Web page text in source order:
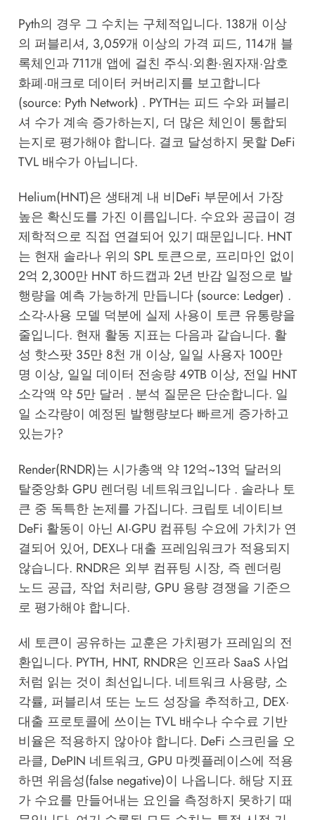
Pyth의 경우 그 수치는 구체적입니다. 138개 이상
의 퍼블리셔, 3,059개 이상의 가격 피드, 114개 블
록체인과 711개 앱에 걸친 주식·외환·원자재·암호
화폐·매크로 데이터 커버리지를 보고합니다
(source: Pyth Network) . PYTH는 피드 수와 퍼블리
셔 수가 계속 증가하는지, 더 많은 체인이 통합되
는지로 평가해야 합니다. 결코 달성하지 못할 DeFi
TVL 배수가 아닙니다.
Helium(HNT)은 생태계 내 비DeFi 부문에서 가장
높은 확신도를 가진 이름입니다. 수요와 공급이 경
제학적으로 직접 연결되어 있기 때문입니다. HNT
는 현재 솔라나 위의 SPL 토큰으로, 프리마인 없이
2억 2,300만 HNT 하드캡과 2년 반감 일정으로 발
행량을 예측 가능하게 만듭니다 (source: Ledger) .
소각-사용 모델 덕분에 실제 사용이 토큰 유통량을
줄입니다. 현재 활동 지표는 다음과 같습니다. 활
성 핫스팟 35만 8천 개 이상, 일일 사용자 100만
명 이상, 일일 데이터 전송량 49TB 이상, 전일 HNT
소각액 약 5만 달러 . 분석 질문은 단순합니다. 일
일 소각량이 예정된 발행량보다 빠르게 증가하고
있는가?
Render(RNDR)는 시가총액 약 12억~13억 달러의
탈중앙화 GPU 렌더링 네트워크입니다 . 솔라나 토
큰 중 독특한 논제를 가집니다. 크립토 네이티브
DeFi 활동이 아닌 AI·GPU 컴퓨팅 수요에 가치가 연
결되어 있어, DEX나 대출 프레임워크가 적용되지
않습니다. RNDR은 외부 컴퓨팅 시장, 즉 렌더링
노드 공급, 작업 처리량, GPU 용량 경쟁을 기준으
로 평가해야 합니다.
세 토큰이 공유하는 교훈은 가치평가 프레임의 전
환입니다. PYTH, HNT, RNDR은 인프라 SaaS 사업
처럼 읽는 것이 최선입니다. 네트워크 사용량, 소
각률, 퍼블리셔 또는 노드 성장을 추적하고, DEX·
대출 프로토콜에 쓰이는 TVL 배수나 수수료 기반
비율은 적용하지 않아야 합니다. DeFi 스크린을 오
라클, DePIN 네트워크, GPU 마켓플레이스에 적용
하면 위음성(false negative)이 나옵니다. 해당 지표
가 수요를 만들어내는 요인을 측정하지 못하기 때